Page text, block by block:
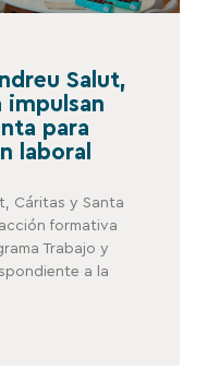
Salut,
impulsan
para
laboral
Cáritas y Santa
formativa
Trabajo y
a la